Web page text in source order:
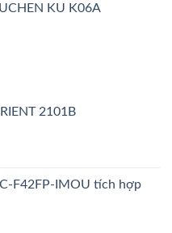
KU K06A
2101B
F42FP-IMOU tích hợp